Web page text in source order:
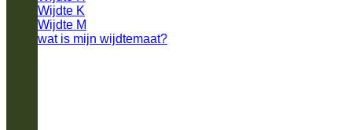
Wijdte K
Wijdte M
wat is mijn wijdtemaat?